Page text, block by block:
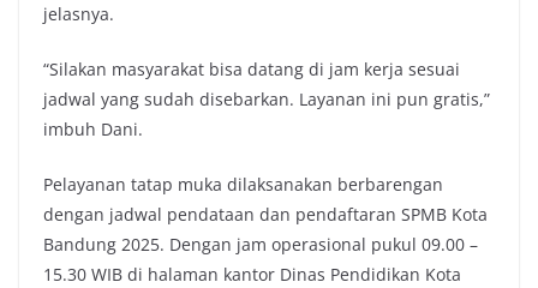
jelasnya.
“Silakan masyarakat bisa datang di jam kerja sesuai
jadwal yang sudah disebarkan. Layanan ini pun gratis,”
imbuh Dani.
Pelayanan tatap muka dilaksanakan berbarengan
dengan jadwal pendataan dan pendaftaran SPMB Kota
Bandung 2025. Dengan jam operasional pukul 09.00 –
15.30 WIB di halaman kantor Dinas Pendidikan Kota